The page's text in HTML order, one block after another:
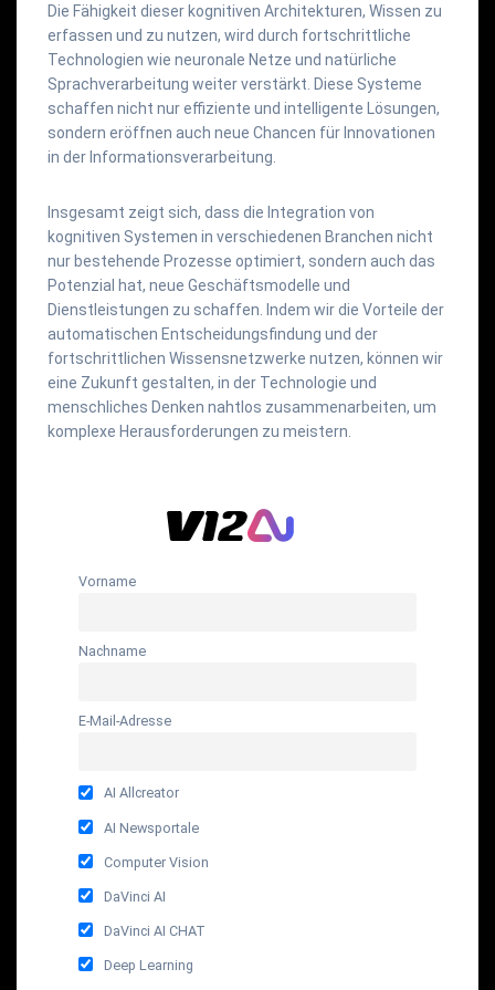
Die Fähigkeit dieser kognitiven Architekturen, Wissen zu
erfassen und zu nutzen, wird durch fortschrittliche
Technologien wie neuronale Netze und natürliche
Sprachverarbeitung weiter verstärkt. Diese Systeme
schaffen nicht nur effiziente und intelligente Lösungen,
sondern eröffnen auch neue Chancen für Innovationen
in der Informationsverarbeitung.
Insgesamt zeigt sich, dass die Integration von
kognitiven Systemen in verschiedenen Branchen nicht
nur bestehende Prozesse optimiert, sondern auch das
Potenzial hat, neue Geschäftsmodelle und
Dienstleistungen zu schaffen. Indem wir die Vorteile der
automatischen Entscheidungsfindung und der
fortschrittlichen Wissensnetzwerke nutzen, können wir
eine Zukunft gestalten, in der Technologie und
menschliches Denken nahtlos zusammenarbeiten, um
komplexe Herausforderungen zu meistern.
Vorname
Nachname
E-Mail-Adresse
AI Allcreator
AI Newsportale
Computer Vision
DaVinci AI
DaVinci AI CHAT
Deep Learning